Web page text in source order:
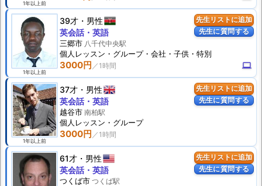
1年以上前
先生リストに追加
先生に質問する
1年以上前
39才 男性
3000円 computer
英会話・英語
三郷市 八千代中央駅
個人 レッスン ・グループ・会社・子供・特別
先生リストに追加
先生に質問する
1年以上前
37才 男性
3000円
英会話・英語
越谷市 南柏駅
個人 レッスン ・グループ
先生リストに追加
先生に質問する
61才 男性
英会話・英語
つくば市 つくば駅